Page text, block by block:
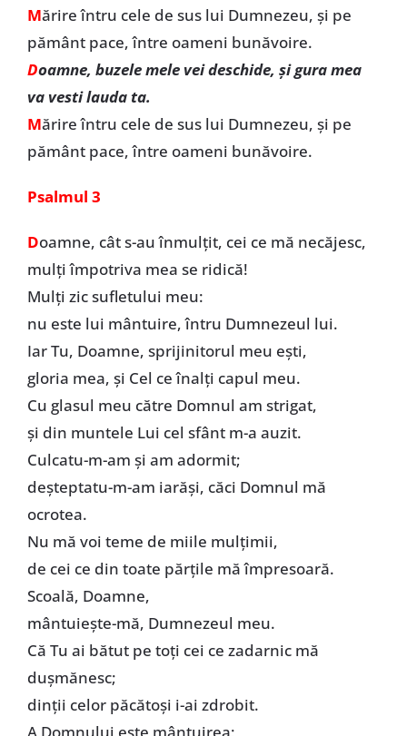
Mărire întru cele de sus lui Dumnezeu, şi pe
pământ pace, între oameni bunăvoire.
Doamne, buzele mele vei deschide, şi gura mea
va vesti lauda ta.
Mărire întru cele de sus lui Dumnezeu, şi pe
pământ pace, între oameni bunăvoire.
Psalmul 3
Doamne, cât s-au înmulţit, cei ce mă necăjesc,
mulţi împotriva mea se ridică!
Mulţi zic sufletului meu:
nu este lui mântuire, întru Dumnezeul lui.
Iar Tu, Doamne, sprijinitorul meu eşti,
gloria mea, şi Cel ce înalţi capul meu.
Cu glasul meu către Domnul am strigat,
şi din muntele Lui cel sfânt m-a auzit.
Culcatu-m-am şi am adormit;
deşteptatu-m-am iarăşi, căci Domnul mă
ocrotea.
Nu mă voi teme de miile mulţimii,
de cei ce din toate părţile mă împresoară.
Scoală, Doamne,
mântuieşte-mă, Dumnezeul meu.
Că Tu ai bătut pe toţi cei ce zadarnic mă
duşmănesc;
dinţii celor păcătoşi i-ai zdrobit.